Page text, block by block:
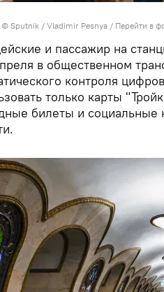
© Sputnik / Vladimir Pesnya / Перейти в
и пассажир на
в общественном
контроля
только карты
билеты и социальные